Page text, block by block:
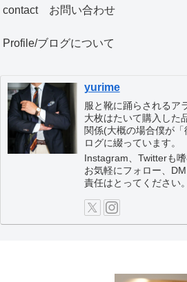
contact お問い合わせ
Profile/ブログについて
yurime
服と靴に踊らされるア
大枚はたいて購入した
関係(大概の場合僕が
ログに綴っています。
Instagram、Twitterも嗜
お気軽にフォロー、DM
責任はとってください。